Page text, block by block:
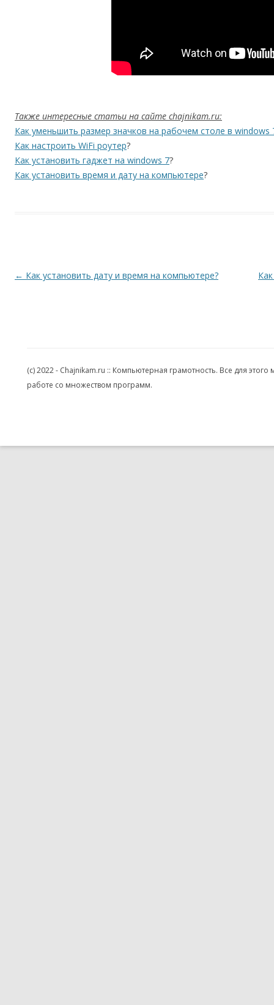
Также интересные статьи на сайте chajnikam.ru:
Как уменьшить размер значков на рабочем столе в windows
Как настроить WiFi роутер?
Как установить гаджет на windows 7?
Как установить время и дату на компьютере?
Навигация по записям
← Как установить дату и время на компьютере?
(c) 2022 - Chajnikam.ru :: Компьютерная грамотность. Все для
работе со множеством программ.